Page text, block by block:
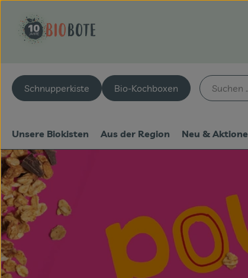
Schnupperkiste Bio-Kochboxen
Unsere Biokisten Aus der Region Neu &